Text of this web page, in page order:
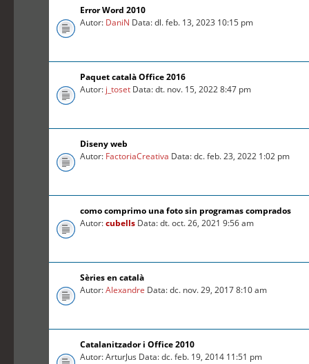
Error Word 2010
Autor: DaniN Data: dl. feb. 13, 2023 10:15 pm
Paquet català Office 2016
Autor: j_toset Data: dt. nov. 15, 2022 8:47 pm
Diseny web
Autor: FactoriaCreativa Data: dc. feb. 23, 2022 1:02 pm
como comprimo una foto sin programas comprados
Autor:cubells Data: dt. oct. 26, 2021 9:56 am
Sèries en català
Autor:Alexandre Data: dc. nov. 29, 2017 8:10 am
Catalanitzador i Office 2010
Autor: ArturJus Data: dc. feb. 19, 2014 11:51 pm